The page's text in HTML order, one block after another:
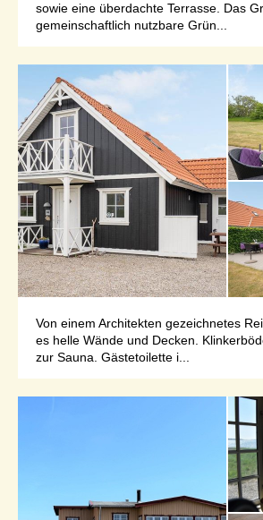
sowie eine überdachte Terrasse. Das
gemeinschaftlich nutzbare Grün...
Von einem Architekten gezeichnetes
es helle Wände und Decken.
zur Sauna. Gästetoilette i...